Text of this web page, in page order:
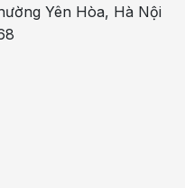
bệnh chỉ cần giữ
của kỹ thuật viên
nhận hình ảnh. Toàn
Yên Hòa, Hà Nội